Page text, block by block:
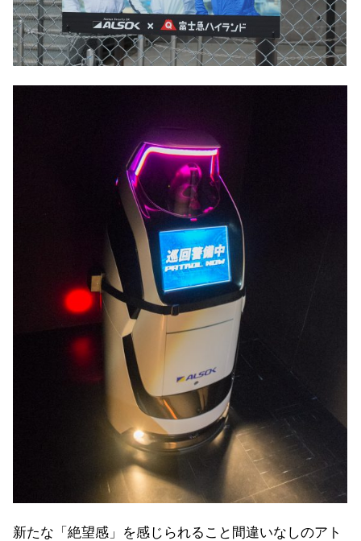
新たな「絶望感」を感じられること間違いなしのアト